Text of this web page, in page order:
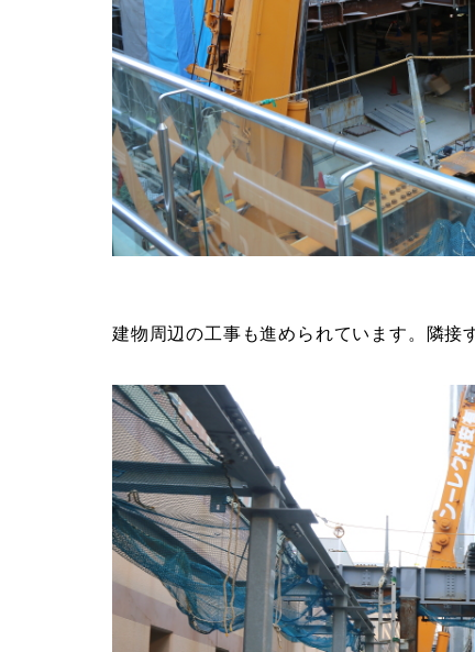
建物周辺の工事も進められています。隣接